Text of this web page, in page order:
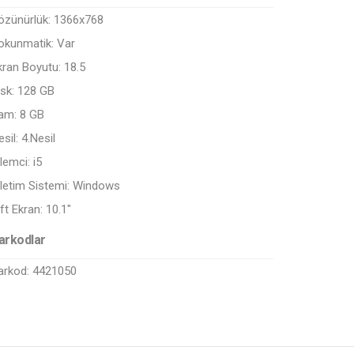
1366x768
Var
Boyutu: 18.5
128 GB
8 GB
4.Nesil
i5
Sistemi: Windows
Ekran: 10.1"
4421050